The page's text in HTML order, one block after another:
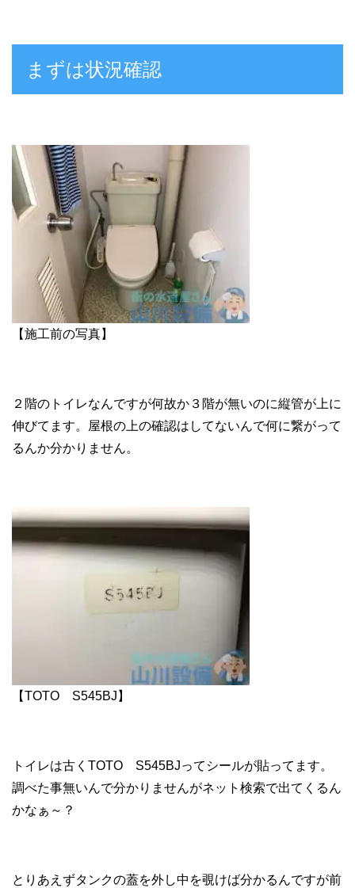
まずは状況確認
【施工前の写真】
２階のトイレなんですが何故か３階が無いのに縦管が上に
伸びてます。屋根の上の確認はしてないんで何に繋がって
るんか分かりません。
【TOTO S545BJ】
トイレは古くTOTO S545BJってシールが貼ってます。
調べた事無いんで分かりませんがネット検索で出てくるん
かなぁ～？
とりあえずタンクの蓋を外し中を覗けば分かるんですが前